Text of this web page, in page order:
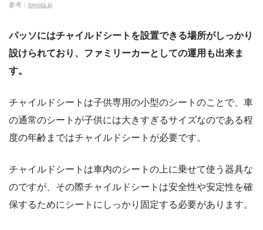
参考： toyota.jp
パッソにはチャイルドシートを設置できる場所がしっかり
設けられており、ファミリーカーとしての運用も出来ま
す。
チャイルドシートは子供専用の小型のシートのことで、車
の通常のシートが子供には大きすぎるサイズなのである程
度の年齢まではチャイルドシートが必要です。
チャイルドシートは車内のシートの上に乗せて使う器具な
のですが、その際チャイルドシートは安全性や安定性を確
保するためにシートにしっかり固定する必要があります。